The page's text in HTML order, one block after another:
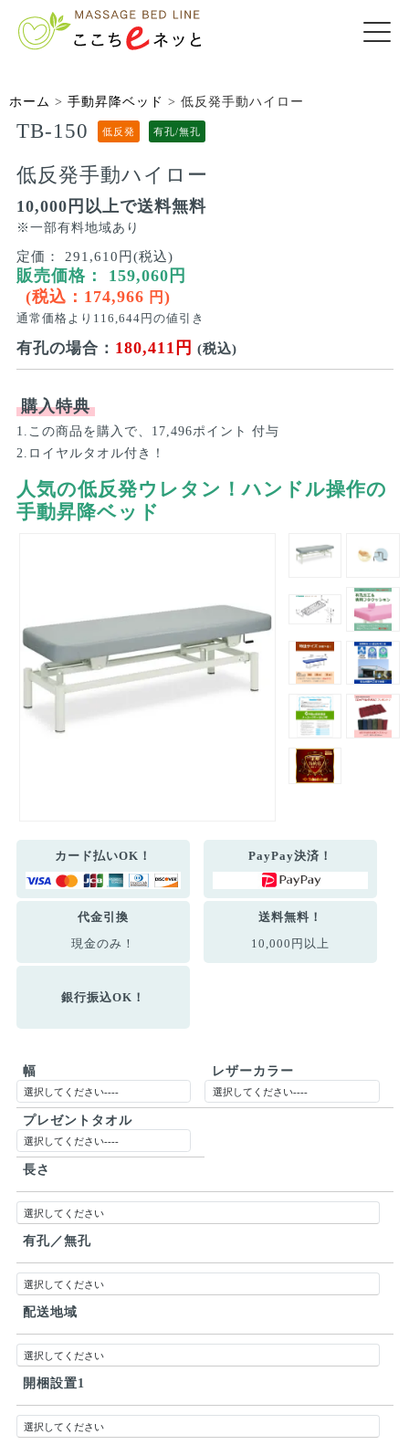
ホーム > 手動昇降ベッド > 低反発手動ハイロー
TB-150 低反発 有孔/無孔
低反発手動ハイロー
10,000円以上で送料無料
※一部有料地域あり
定価：
291,610円(税込)
販売価格： 159,060 円
(税込： 174,966 円 )
通常価格より 116,644 円の値引き
有孔の場合： 180,411円 (税込)
購入特典
1.この商品を購入で、17,496ポイント 付与
2.ロイヤルタオル付き！
人気の低反発ウレタン！ハンドル操作の
手動昇降ベッド
カード払いOK！ PayPay決済！
代金引換
現金のみ！
送料無料！
10,000円以上
銀行振込OK！
幅 レザーカラー
プレゼントタオル
長さ
有孔／無孔
配送地域
開梱設置1